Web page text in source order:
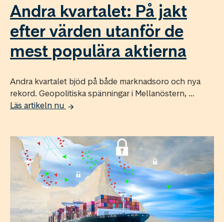
Andra kvartalet: På jakt
efter värden utanför de
mest populära aktierna
Andra kvartalet bjöd på både marknadsoro och nya
rekord. Geopolitiska spänningar i Mellanöstern, ...
Läs artikeln nu